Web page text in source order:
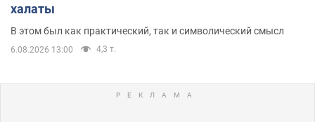
халаты
В этом был как практический, так и символический смысл
6.08.2026 13:00 4,3 т.